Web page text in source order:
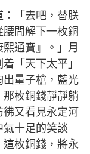
：「去吧，替朕
間解下一枚銅
通寶』。」月
「天下太平」
量子槍，藍光
枚銅錢靜靜躺
又看見永定河
十足的笑談
枚銅錢，將永